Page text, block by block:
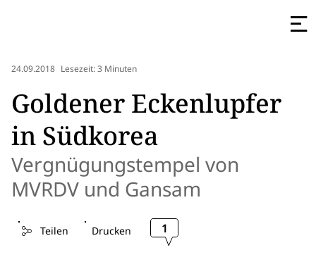
24.09.2018 Lesezeit: 3 Minuten
Goldener Eckenlupfer
in Südkorea
Vergnügungstempel von
MVRDV und Gansam
Teilen Drucken 1